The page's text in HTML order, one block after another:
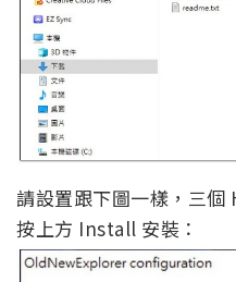
請設置跟下圖一樣，三
按上方 Install 安裝：